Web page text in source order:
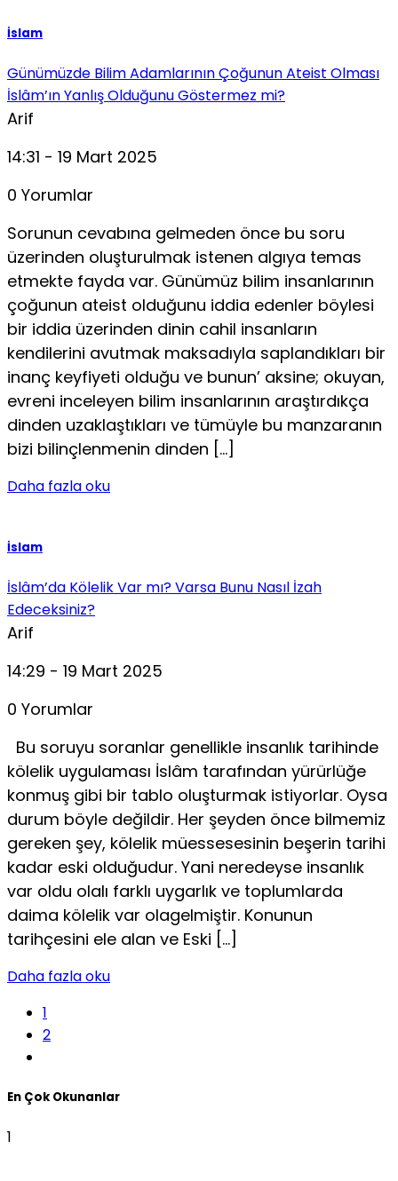
İslam
Günümüzde Bilim Adamlarının Çoğunun Ateist Olması
İslâm’ın Yanlış Olduğunu Göstermez mi?
Arif
14:31 - 19 Mart 2025
0 Yorumlar
Sorunun cevabına gelmeden önce bu soru
üzerinden oluşturulmak istenen algıya temas
etmekte fayda var. Gü­nümüz bilim insanlarının
çoğunun ateist olduğunu iddia edenler böylesi
bir iddia üzerinden dinin cahil insanların
kendilerini avutmak maksadıyla saplandıkları bir
inanç keyfiyeti olduğu ve bunun’ aksine; okuyan,
evreni incele­yen bilim insanlarının araştırdıkça
dinden uzaklaştıkları ve tümüyle bu manzaranın
bizi bilinçlenmenin dinden […]
Daha fazla oku
İslam
İslâm’da Kölelik Var mı? Varsa Bunu Nasıl İzah
Edeceksiniz?
Arif
14:29 - 19 Mart 2025
0 Yorumlar
Bu soruyu soranlar genellikle insanlık tarihinde
kölelik uygulaması İslâm tarafından yürürlüğe
konmuş gibi bir tablo oluşturmak istiyorlar. Oysa
durum böyle değildir. Her şeyden önce bilmemiz
gereken şey, kölelik müessesesinin beşerin tarihi
kadar eski olduğudur. Yani neredeyse insanlık
var oldu olalı farklı uygarlık ve toplumlarda
daima kölelik var olagelmiştir. Konunun
tarihçesini ele alan ve Eski […]
Daha fazla oku
1
2
En Çok Okunanlar
1